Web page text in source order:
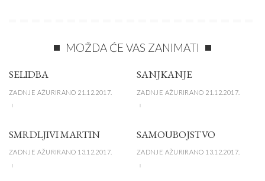
MOŽDA ĆE VAS ZANIMATI
SELIDBA
ZADNJE AŽURIRANO 21.12.2017.
SANJKANJE
ZADNJE AŽURIRANO 21.12.2017.
SMRDLJIVI MARTIN
ZADNJE AŽURIRANO 13.12.2017.
SAMOUBOJSTVO
ZADNJE AŽURIRANO 13.12.2017.